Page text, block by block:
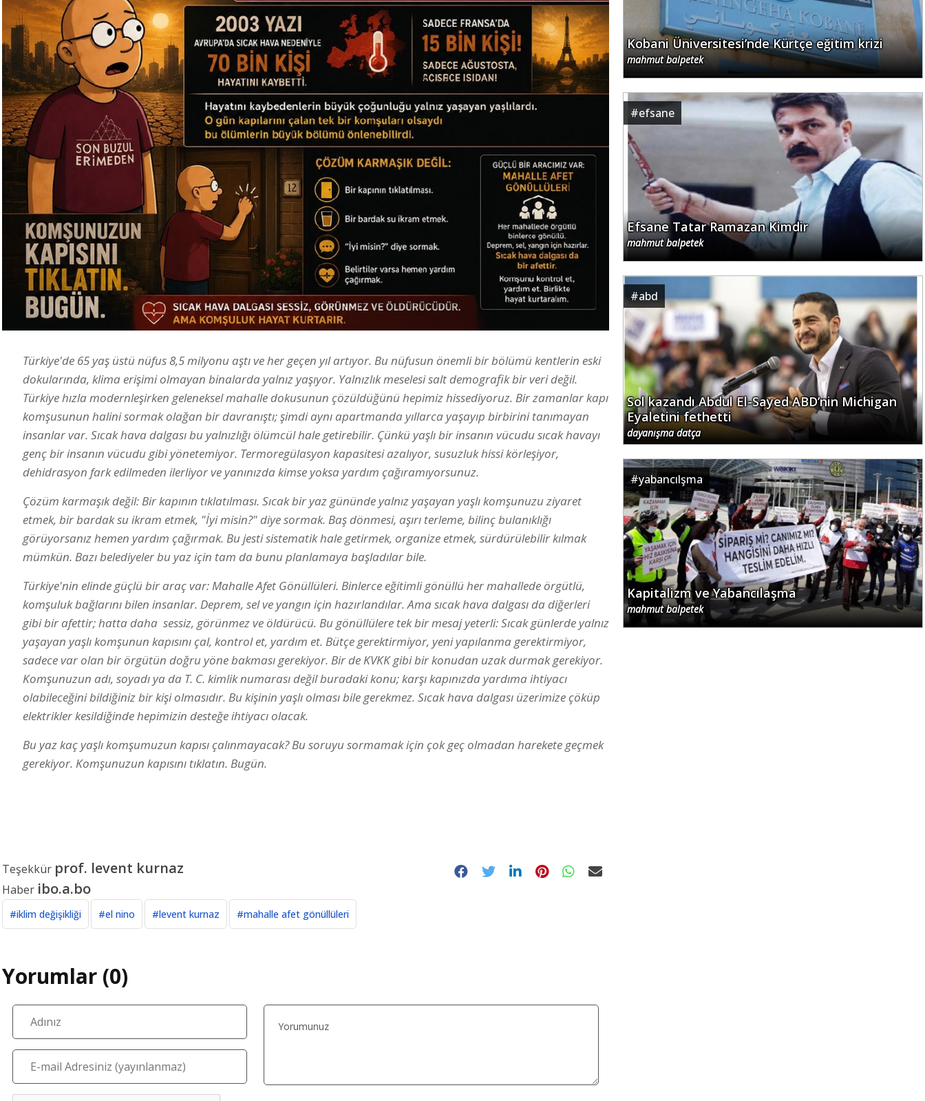
Türkiye'de 65 yaş üstü nüfus 8,5 milyonu aştı ve her geçen yıl artıyor. Bu nüfusun önemli bir bölümü kentlerin eski
dokularında, klima erişimi olmayan binalarda yalnız yaşıyor. Yalnızlık meselesi salt demografik bir veri değil.
Türkiye hızla modernleşirken geleneksel mahalle dokusunun çözüldüğünü hepimiz hissediyoruz. Bir zamanlar kapı
komşusunun halini sormak olağan bir davranıştı; şimdi aynı apartmanda yıllarca yaşayıp birbirini tanımayan
insanlar var. Sıcak hava dalgası bu yalnızlığı ölümcül hale getirebilir. Çünkü yaşlı bir insanın vücudu sıcak havayı
genç bir insanın vücudu gibi yönetemiyor. Termoregülasyon kapasitesi azalıyor, susuzluk hissi körleşiyor,
dehidrasyon fark edilmeden ilerliyor ve yanınızda kimse yoksa yardım çağıramıyorsunuz.
Çözüm karmaşık değil: Bir kapının tıklatılması. Sıcak bir yaz gününde yalnız yaşayan yaşlı komşunuzu ziyaret
etmek, bir bardak su ikram etmek, "İyi misin?" diye sormak. Baş dönmesi, aşırı terleme, bilinç bulanıklığı
görüyorsanız hemen yardım çağırmak. Bu jesti sistematik hale getirmek, organize etmek, sürdürülebilir kılmak
mümkün. Bazı belediyeler bu yaz için tam da bunu planlamaya başladılar bile.
Türkiye'nin elinde güçlü bir araç var: Mahalle Afet Gönüllüleri. Binlerce eğitimli gönüllü her mahallede örgütlü,
komşuluk bağlarını bilen insanlar. Deprem, sel ve yangın için hazırlandılar. Ama sıcak hava dalgası da diğerleri
gibi bir afettir; hatta daha sessiz, görünmez ve öldürücü. Bu gönüllülere tek bir mesaj yeterli: Sıcak günlerde yalnız
yaşayan yaşlı komşunun kapısını çal, kontrol et, yardım et. Bütçe gerektirmiyor, yeni yapılanma gerektirmiyor,
sadece var olan bir örgütün doğru yöne bakması gerekiyor. Bir de KVKK gibi bir konudan uzak durmak gerekiyor.
Komşunuzun adı, soyadı ya da T. C. kimlik numarası değil buradaki konu; karşı kapınızda yardıma ihtiyacı
olabileceğini bildiğiniz bir kişi olmasıdır. Bu kişinin yaşlı olması bile gerekmez. Sıcak hava dalgası üzerimize çöküp
elektrikler kesildiğinde hepimizin desteğe ihtiyacı olacak.
Bu yaz kaç yaşlı komşumuzun kapısı çalınmayacak? Bu soruyu sormamak için çok geç olmadan harekete geçmek
gerekiyor. Komşunuzun kapısını tıklatın. Bugün.
Teşekkür prof. levent kurnaz
Haber ibo.a.bo
#iklim değişikliği #el nino #levent kurnaz #mahalle afet gönüllüleri
Yorumlar (0)
Kobani Üniversitesi’nde Kürtçe eğitim krizi
mahmut balpetek
#efsane
Efsane Tatar Ramazan Kimdir
mahmut balpetek
#abd
Sol kazandı Abdul El-Sayed ABD’nin Michigan
Eyaletini fethetti
dayanışma datça
#yabancılşma
Kapitalizm ve Yabancılaşma
mahmut balpetek